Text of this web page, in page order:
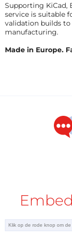
Supporting KiCad,
service is suitable
validation builds
manufacturing.
Made in Europe.